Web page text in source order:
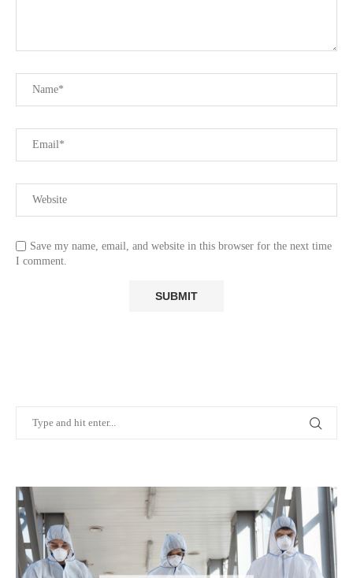
Save my name, email, and website in this browser for the next time
I comment.